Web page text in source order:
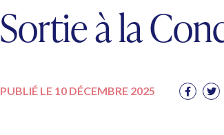
Sortie à la
PUBLIÉ LE 10 DÉCEMBRE 2025